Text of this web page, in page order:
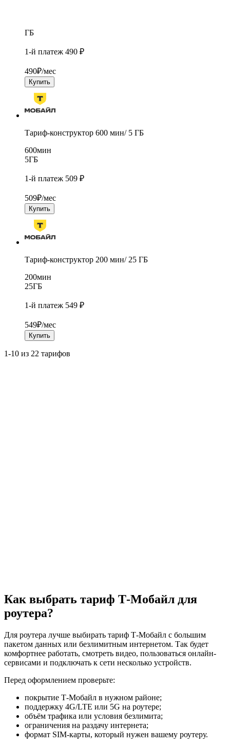
ГБ
1-й платеж 490 ₽
490₽/мес
Купить
Тариф-конструктор 600 мин/ 5 ГБ
600мин
5ГБ
1-й платеж 509 ₽
509₽/мес
Купить
Тариф-конструктор 200 мин/ 25 ГБ
200мин
25ГБ
1-й платеж 549 ₽
549₽/мес
Купить
1-10 из 22 тарифов
Как выбрать тариф Т‑Мобайл для
роутера?
Для роутера лучше выбирать тариф Т‑Мобайл с большим
пакетом данных или безлимитным интернетом. Так будет
комфортнее работать, смотреть видео, пользоваться онлайн-
сервисами и подключать к сети несколько устройств.
Перед оформлением проверьте:
покрытие Т‑Мобайл в нужном районе;
поддержку 4G/LTE или 5G на роутере;
объём трафика или условия безлимита;
ограничения на раздачу интернета;
формат SIM-карты, который нужен вашему роутеру.